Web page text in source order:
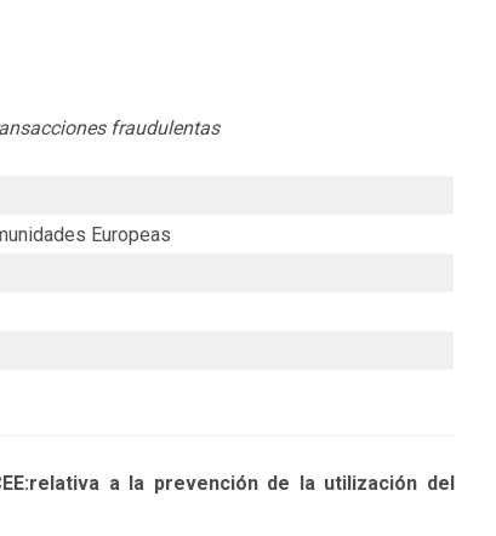
fraudulentas
Europeas
a la prevención de la utilización del